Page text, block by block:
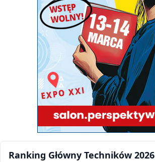
Ranking Główny Techników 2026